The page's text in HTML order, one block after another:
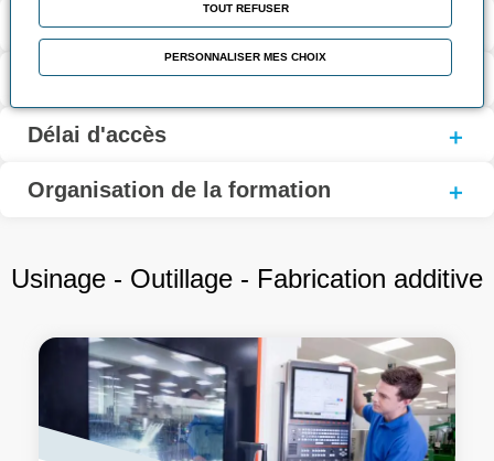
Modalités d'inscription
Personne en situation de handicap
Délai d'accès
Organisation de la formation
Usinage - Outillage - Fabrication additive
TOUT REFUSER
PERSONNALISER MES CHOIX